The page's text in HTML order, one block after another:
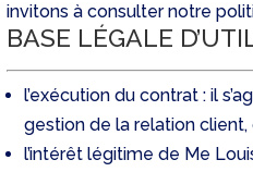
invitons à consulter notre
BASE LÉGALE
l’exécution du contrat : il
gestion de la relation
l’intérêt légitime de Me